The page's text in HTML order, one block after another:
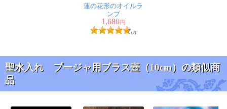
蓮の花形のオイルラ
ンプ
1,680 円
(7)
聖水入れ プージャ用ブラス壺（10cm）の類似商
品